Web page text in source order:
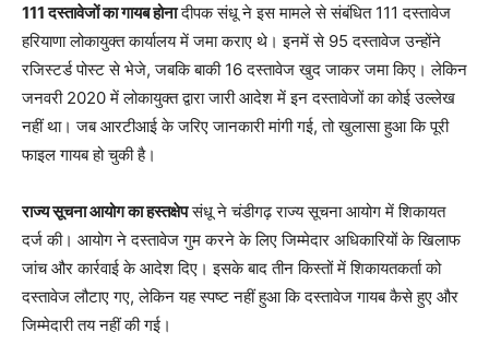
111 दस्तावेजों का गायब होनादीपक संधू ने इस मामले से संबंधित 111 दस्तावेज
हरियाणा लोकायुक्त कार्यालय में जमा कराए थे। इनमें से 95 दस्तावेज उन्होंने
रजिस्टर्ड पोस्ट से भेजे, जबकि बाकी 16 दस्तावेज खुद जाकर जमा किए। लेकिन
जनवरी 2020 में लोकायुक्त द्वारा जारी आदेश में इन दस्तावेजों का कोई उल्लेख
नहीं था। जब आरटीआई के जरिए जानकारी मांगी गई, तो खुलासा हुआ कि पूरी
फाइल गायब हो चुकी है।
राज्य सूचना आयोग का हस्तक्षेपसंधू ने चंडीगढ़ राज्य सूचना आयोग में शिकायत
दर्ज की। आयोग ने दस्तावेज गुम करने के लिए जिम्मेदार अधिकारियों के खिलाफ
जांच और कार्रवाई के आदेश दिए। इसके बाद तीन किस्तों में शिकायतकर्ता को
दस्तावेज लौटाए गए, लेकिन यह स्पष्ट नहीं हुआ कि दस्तावेज गायब कैसे हुए और
जिम्मेदारी तय नहीं की गई।